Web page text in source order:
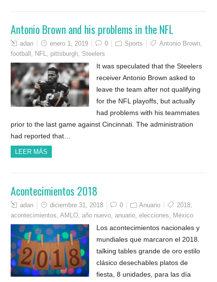
Antonio Brown and his problems in the NFL
adan enero 1, 2019 0 Sports Antonio Brown,
football , NFL, pittsburgh, Steelers
It was speculated that the Steelers
receiver Antonio Brown asked to
leave the team after not qualifying
for the NFL playoffs, but actually
had problems with his teammates
prior to the last game against Cincinnati. The administration
had reported that…
LEER MÁS
Acontecimientos 2018
adan diciembre 31, 2018 0 Anuario 2018,
acontecimientos,AMLO,año nuevo,anuario,elecciones, México
Los acontecimientos nacionales y
mundiales que marcaron el 2018.
talking tables grande de oro estilo
clásico desechables platos de
fiesta, 8 unidades, para las día